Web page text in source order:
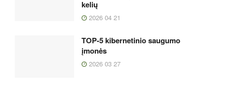
kelių
2026 04 21
TOP-5 kibernetinio saugumo
įmonės
2026 03 27